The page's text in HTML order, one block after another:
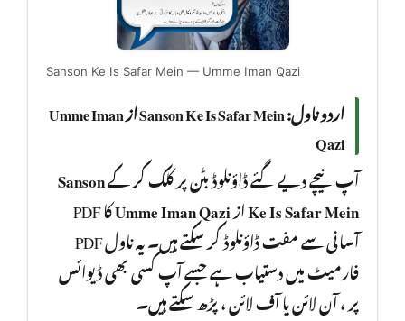
Sanson Ke Is Safar Mein — Umme Iman Qazi
اردو ناول: Sanson Ke Is Safar Mein از Umme Iman
Qazi
آپ نیچے دیے گئے ڈاؤنلوڈ بٹن پر کلک کر کےSanson
Ke Is Safar MeinازUmme Iman Qazi کا PDF
آسانی سے مفت ڈاؤنلوڈ کر سکتے ہیں۔ یہ ناول PDF
فارمیٹ میں دستیاب ہے جسے آپ کسی بھی ڈیوائس
پر ، آن لائن یا آف لائن ، پڑھ سکتے ہیں۔